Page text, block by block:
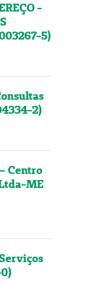
-
5)
2)
Centro
ME